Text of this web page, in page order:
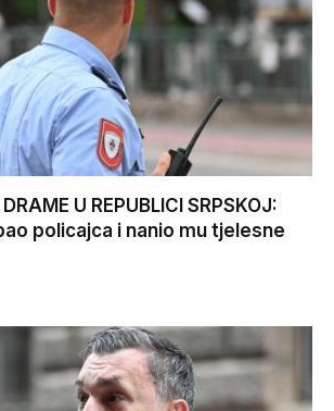
U REPUBLICI SRPSKOJ:
policajca i nanio mu tjelesne